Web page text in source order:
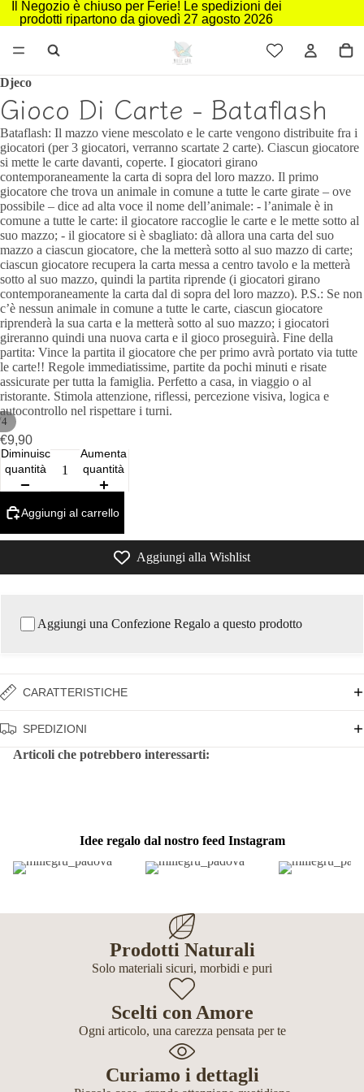
Il Negozio è chiuso per Ferie! Le spedizioni dei
prodotti ripartono da giovedì 27 agosto 2026
4
Djeco
Gioco Di Carte - Bataflash
Bataflash: Il mazzo viene mescolato e le carte vengono distribuite fra i
giocatori (per 3 giocatori, verranno scartate 2 carte). Ciascun giocatore
si mette le carte davanti, coperte. I giocatori girano
contemporaneamente la carta di sopra del loro mazzo. Il primo
giocatore che trova un animale in comune a tutte le carte girate – ove
possibile – dice ad alta voce il nome dell’animale: - l’animale è in
comune a tutte le carte: il giocatore raccoglie le carte e le mette sotto al
suo mazzo; - il giocatore si è sbagliato: dà allora una carta del suo
mazzo a ciascun giocatore, che la metterà sotto al suo mazzo di carte;
ciascun giocatore recupera la carta messa a centro tavolo e la metterà
sotto al suo mazzo, quindi la partita riprende (i giocatori girano
contemporaneamente la carta dal di sopra del loro mazzo). P.S.: Se non
c’è nessun animale in comune a tutte le carte, ciascun giocatore
riprenderà la sua carta e la metterà sotto al suo mazzo; i giocatori
gireranno quindi una nuova carta e il gioco proseguirà. Fine della
partita: Vince la partita il giocatore che per primo avrà portato via tutte
le carte!! Regole immediatissime, partite da pochi minuti e risate
assicurate per tutta la famiglia. Perfetto a casa, in viaggio o al
ristorante. Stimola attenzione, riflessi, percezione visiva, logica e
autocontrollo nel rispettare i turni.
€9,90
Diminuisci
quantità
Aumenta
quantità
Aggiungi al carrello
Aggiungi alla Wishlist
Aggiungi una Confezione Regalo a questo prodotto
CARATTERISTICHE
SPEDIZIONI
Articoli che potrebbero interessarti:
Idee regalo dal nostro feed Instagram
Prodotti Naturali
Solo materiali sicuri, morbidi e puri
Scelti con Amore
Ogni articolo, una carezza pensata per te
Curiamo i dettagli